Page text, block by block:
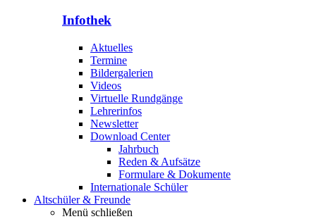
Infothek
Aktuelles
Termine
Bildergalerien
Videos
Virtuelle Rundgänge
Lehrerinfos
Newsletter
Download Center
Jahrbuch
Reden & Aufsätze
Formulare & Dokumente
Internationale Schüler
Altschüler & Freunde
Menü schließen